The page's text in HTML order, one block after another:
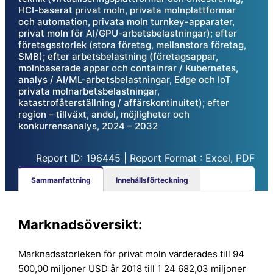
HCI-baserat privat moln, privata molnplattformar
och automation, privata moln turnkey-apparater,
privat moln för AI/GPU-arbetsbelastningar); efter
företagsstorlek (stora företag, mellanstora företag,
SMB); efter arbetsbelastning (företagsappar,
molnbaserade appar och containrar / Kubernetes,
analys / AI/ML-arbetsbelastningar, Edge och IoT
privata molnarbetsbelastningar,
katastrofåterställning / affärskontinuitet); efter
region – tillväxt, andel, möjligheter och
konkurrensanalys, 2024 – 2032
Report ID: 196445 | Report Format : Excel, PDF
Sammanfattning Innehållsförteckning
Marknadsöversikt:
Marknadsstorleken för privat moln värderades till 94
500,00 miljoner USD år 2018 till 1 24 682,03 miljoner